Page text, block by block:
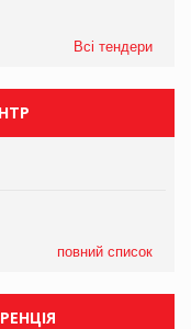
Всі тендери
повний список